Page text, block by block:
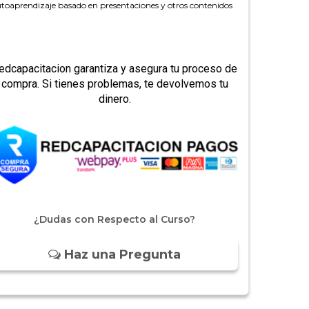
basado en presentaciones y otros contenidos
garantiza y asegura tu proceso de
compra. Si tienes problemas, te devolvemos tu
dinero.
¿Dudas con Respecto al Curso?
Haz una Pregunta